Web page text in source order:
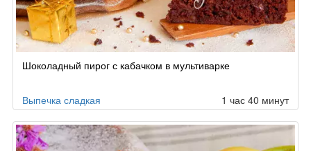
Шоколадный пирог с кабачком в мультиварке
Выпечка сладкая 1 час 40 минут